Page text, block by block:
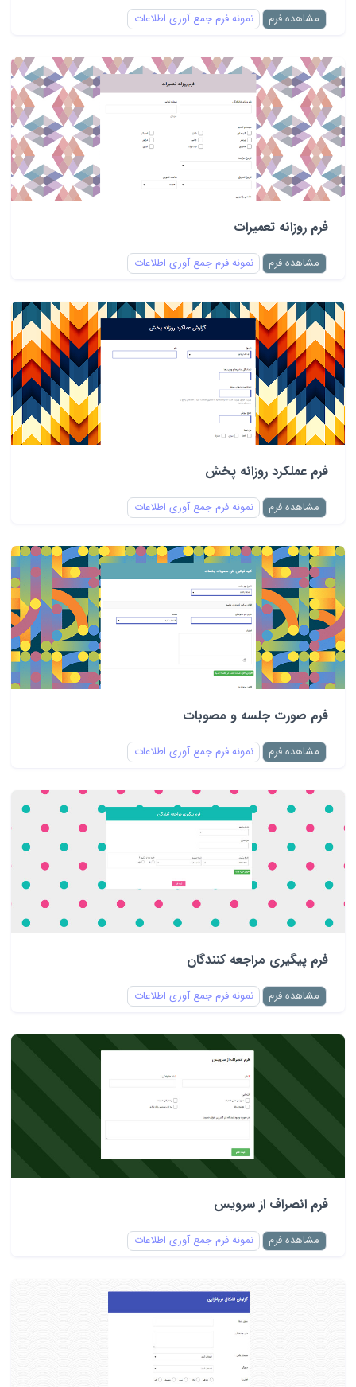
مشاهده فرم نمونه فرم جمع آوری اطلاعات
فرم روزانه تعمیرات
مشاهده فرم نمونه فرم جمع آوری اطلاعات
فرم عملکرد روزانه پخش
مشاهده فرم نمونه فرم جمع آوری اطلاعات
فرم صورت جلسه و مصوبات
مشاهده فرم نمونه فرم جمع آوری اطلاعات
فرم پیگیری مراجعه کنندگان
مشاهده فرم نمونه فرم جمع آوری اطلاعات
فرم انصراف از سرویس
مشاهده فرم نمونه فرم جمع آوری اطلاعات